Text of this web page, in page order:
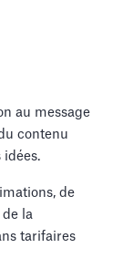
au message
contenu
idées.
de
de la
tarifaires